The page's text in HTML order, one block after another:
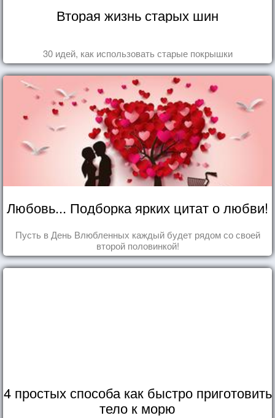
Вторая жизнь старых шин
30 идей, как использовать старые покрышки
Любовь... Подборка ярких цитат о любви!
Пусть в День Влюбленных каждый будет рядом со своей
второй половинкой!
4 простых способа как быстро приготовить
тело к морю